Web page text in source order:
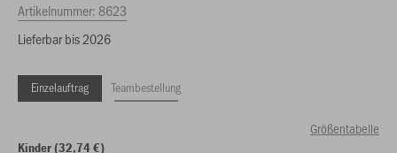
Artikelnummer:8623
Lieferbar bis 2026
Einzelauftrag Teambestellung
Größentabelle
Kinder (32,74 €)